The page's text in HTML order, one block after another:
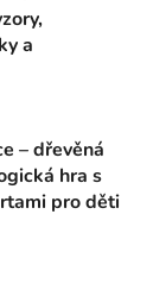
a
– dřevěná
hra s
pro děti